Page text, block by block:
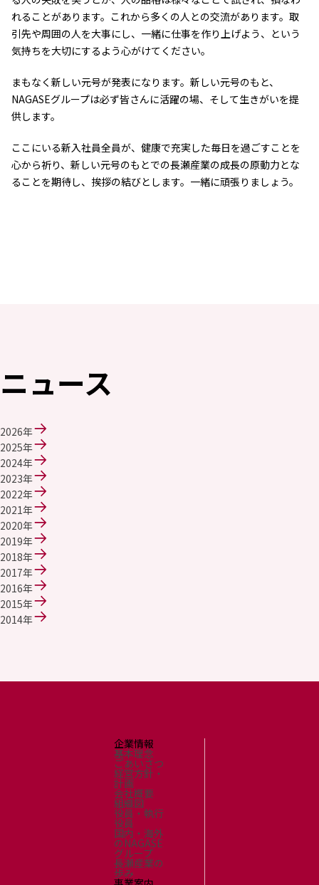
れることがあります。これから多くの人との交流があります。取
引先や周囲の人を大事にし、一緒に仕事を作り上げよう、という
気持ちを大切にするよう心がけてください。
まもなく新しい元号が発表になります。新しい元号のもと、
NAGASEグループは必ず皆さんに活躍の場、そして生きがいを提
供します。
ここにいる新入社員全員が、健康で充実した毎日を過ごすことを
心から祈り、新しい元号のもとでの長瀬産業の成長の原動力とな
ることを期待し、挨拶の結びとします。一緒に頑張りましょう。
ニュース
2026年
2025年
2024年
2023年
2022年
2021年
2020年
2019年
2018年
2017年
2016年
2015年
2014年
企業情報
基本理念
ごあいさつ
経営方針・
計画
会社概要
組織図
役員・執行
役員
国内・海外
のNAGASE
グループ
長瀬産業の
歩み